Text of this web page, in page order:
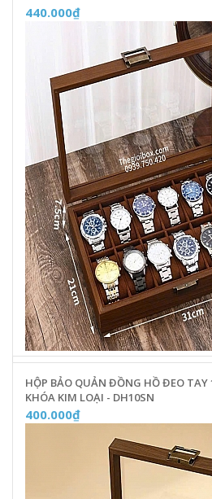
440.000₫
HỘP BẢO QUẢN ĐỒNG HỒ ĐEO TAY
KHÓA KIM LOẠI - DH10SN
400.000₫